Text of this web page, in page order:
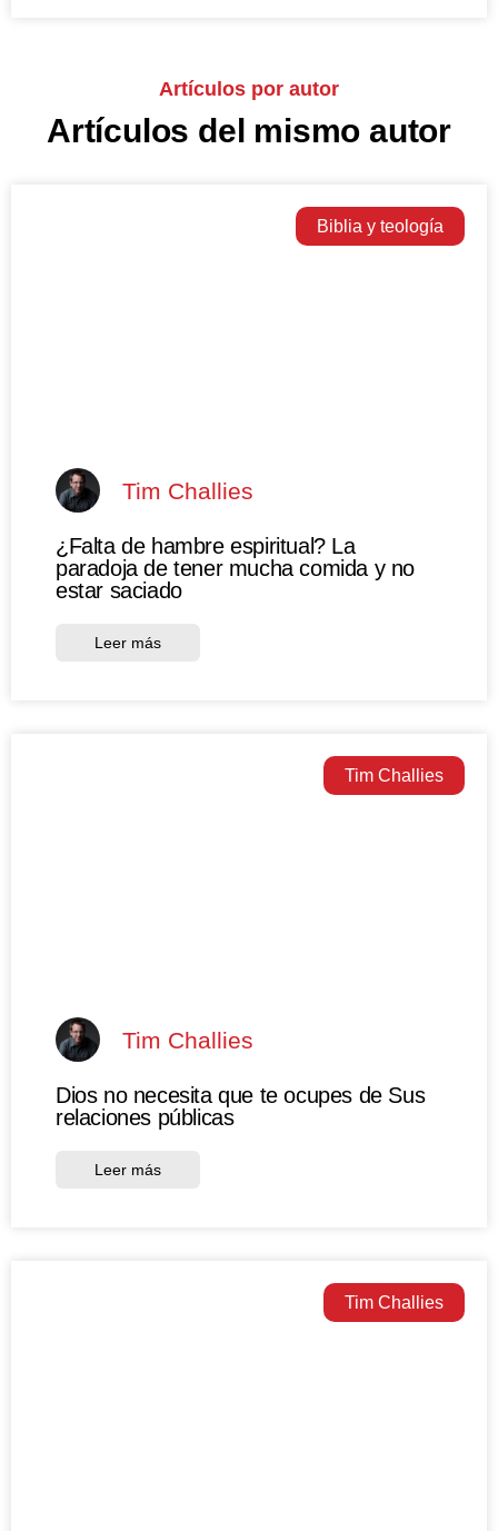
Artículos por autor
Artículos del mismo autor
Biblia y teología
Tim Challies
¿Falta de hambre espiritual? La
paradoja de tener mucha comida y no
estar saciado
Leer más
Tim Challies
Tim Challies
Dios no necesita que te ocupes de Sus
relaciones públicas
Leer más
Tim Challies